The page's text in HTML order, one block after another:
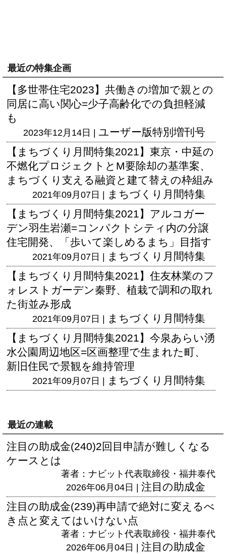
最近の特集企画
【多世帯住宅2023】共働きの増加で親との
同居に高い関心=少子高齢化での負担軽減
も
2023年12月14日 | ユーザー版特別増刊号
【まちづくり月間特集2021】東京・中延の
不燃化プロジェクトとM要除却の基準案、
まちづくり支える融資と建て替えの枠組み
2021年09月07日 | まちづくり月間特集
【まちづくり月間特集2021】アルコガー
デン羽生岩瀬=コンパクトシティ内の分譲
住宅開発、「歩いて楽しめるまち」目指す
2021年09月07日 | まちづくり月間特集
【まちづくり月間特集2021】住友林業のフ
ォレストガーデン秦野、植栽で調和の取れ
た街並み形成
2021年09月07日 | まちづくり月間特集
【まちづくり月間特集2021】今泉あらい湧
水公園周辺地区=区画整理で生まれた町、
新旧住民で景観を維持管理
2021年09月07日 | まちづくり月間特集
最近の連載
注目の助成金(240)2回目申請が難しくなる
ケースとは
著者：ナビット代表取締役・福井泰代
2026年06月04日 | 注目の助成金
注目の助成金(239)再申請で絶対に変えるべ
き点と変えてはいけない点
著者：ナビット代表取締役・福井泰代
2026年06月04日 | 注目の助成金